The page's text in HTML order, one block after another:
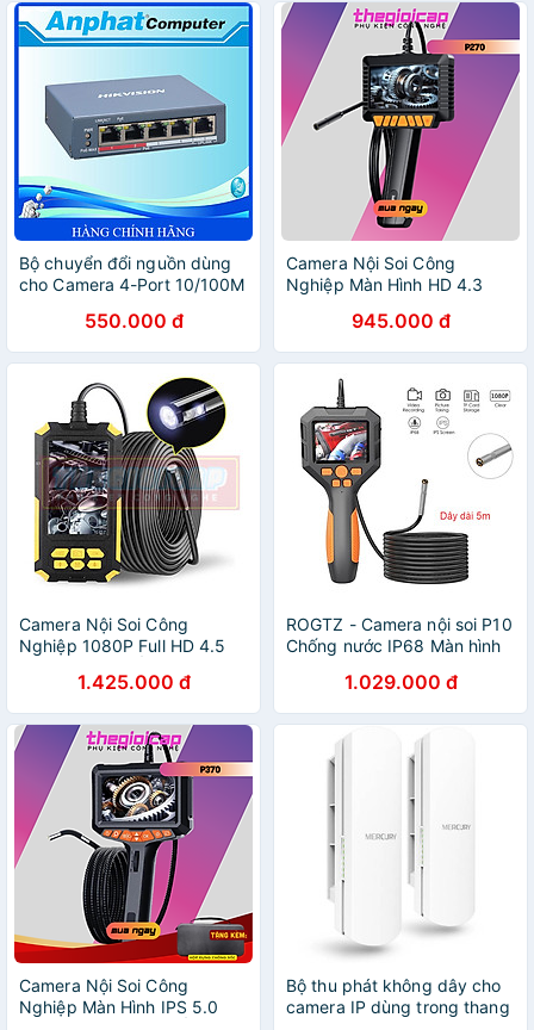
Dạng Độ Phân Giải 1080P |
Góc Nhìn 70° - Hàng Chính
Hãng
Bộ chuyển đổi nguồn dùng
cho Camera 4-Port 10/100M
3E1105P-EI - Hàng Chính
Hãng
550.000 đ
Camera Nội Soi Công
Nghiệp Màn Hình HD 4.3
P270 Dài 5m - Hàng Nhập
Khẩu
945.000 đ
Camera Nội Soi Công
Nghiệp 1080P Full HD 4.5
Cứng P50 - Hàng Nhập
Khẩu
1.425.000 đ
ROGTZ - Camera nội soi P10
Chống nước IP68 Màn hình
camera 3.9mm Độ phân giải
cao 1080p 8 đèn LED Đa
ngôn ngữ Pin lithium dung
lượng cao 3.7V 2600mAh
Nhà xưởng Y tế Cầm tay Ô
tô Nhà cửa Hàng Chính
1.029.000 đ
Camera Nội Soi Công
Nghiệp Màn Hình IPS 5.0
Bộ thu phát không dây cho
camera IP dùng trong thang